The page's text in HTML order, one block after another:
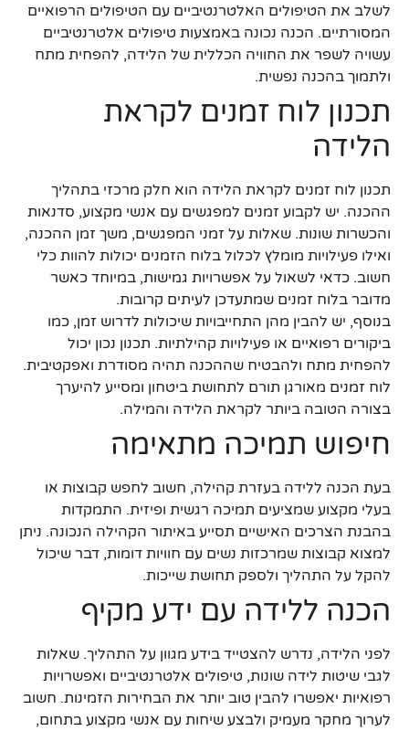
לשלב את הטיפולים האלטרנטיביים עם הטיפולים הרפואיים
המסורתיים. הכנה נכונה באמצעות טיפולים אלטרנטיביים
עשויה לשפר את החוויה הכללית של הלידה, להפחית מתח
ולתמוך בהכנה נפשית.
תכנון לוח זמנים לקראת
הלידה
תכנון לוח זמנים לקראת הלידה הוא חלק מרכזי בתהליך
ההכנה. יש לקבוע זמנים למפגשים עם אנשי מקצוע, סדנאות
והכשרות שונות. שאלות על זמני המפגשים, משך זמן ההכנה,
ואילו פעילויות מומלץ לכלול בלוח הזמנים יכולות להוות כלי
חשוב. כדאי לשאול על אפשרויות גמישות, במיוחד כאשר
מדובר בלוח זמנים שמתעדכן לעיתים קרובות.
בנוסף, יש להבין מהן התחייבויות שיכולות לדרוש זמן, כמו
ביקורים רפואיים או פעילויות קהילתיות. תכנון נכון יכול
להפחית מתח ולהבטיח שההכנה תהיה מסודרת ואפקטיבית.
לוח זמנים מאורגן תורם לתחושת ביטחון ומסייע להיערך
בצורה הטובה ביותר לקראת הלידה והמילה.
חיפוש תמיכה מתאימה
בעת הכנה ללידה בעזרת קהילה, חשוב לחפש קבוצות או
בעלי מקצוע שמציעים תמיכה רגשית ופיזית. התמקדות
בהבנת הצרכים האישיים תסייע באיתור הקהילה הנכונה. ניתן
למצוא קבוצות שמרכזות נשים עם חוויות דומות, דבר שיכול
להקל על התהליך ולספק תחושת שייכות.
הכנה ללידה עם ידע מקיף
לפני הלידה, נדרש להצטייד בידע מגוון על התהליך. שאלות
לגבי שיטות לידה שונות, טיפולים אלטרנטיביים ואפשרויות
רפואיות יאפשרו להבין טוב יותר את הבחירות הזמינות. חשוב
לערוך מחקר מעמיק ולבצע שיחות עם אנשי מקצוע בתחום,